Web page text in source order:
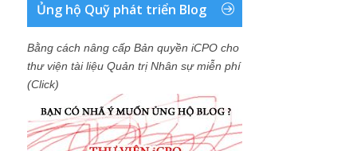
Ủng hộ Quỹ phát triển Blog
Bằng cách nâng cấp Bản quyền iCPO cho
thư viện tài liệu Quản trị Nhân sự miễn phí
(Click)